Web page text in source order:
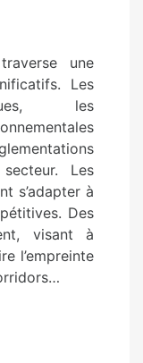
une
Les
les
Les
s’adapter à
Des
visant à
l’empreinte